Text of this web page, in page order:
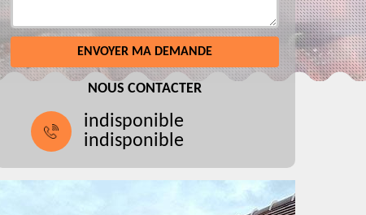
NOUS CONTACTER
indisponible
indisponible